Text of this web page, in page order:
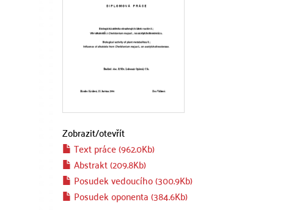
Zobrazit/otevřít
Text práce (962.0Kb)
Abstrakt (209.8Kb)
Posudek vedoucího (300.9Kb)
Posudek oponenta (384.6Kb)